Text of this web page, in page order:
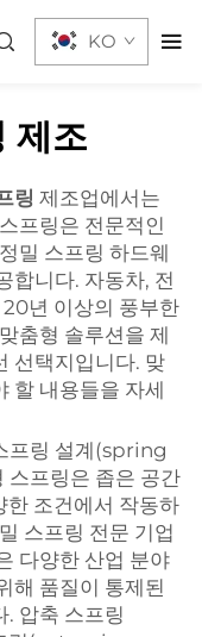
KO
제조
링 제조업에서는
프링은 전문적인
밀 스프링 하드웨
합니다. 자동차, 전
년 이상의 풍부한
춤형 솔루션을 제
선택지입니다. 맞
할 내용들을 자세
프링 설계(spring
프링은 좁은 공간
한 조건에서 작동하
스프링 전문 기업
다양한 산업 분야
해 품질이 통제된
. 압축 스프링